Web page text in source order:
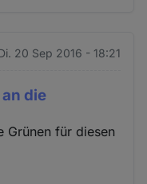
20 Sep 2016 - 18:21
die
Grünen für diesen